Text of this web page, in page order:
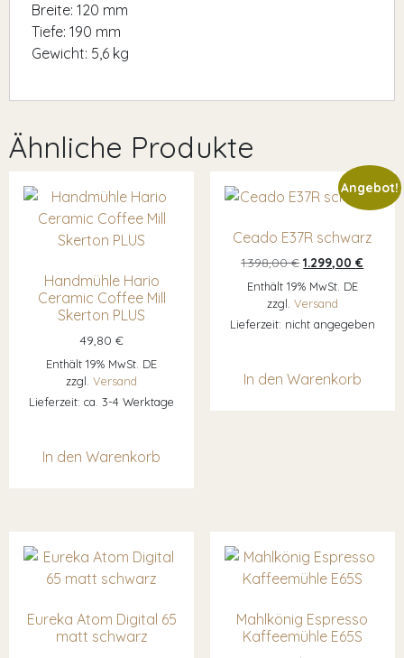
Breite: 120 mm
Tiefe: 190 mm
Gewicht: 5,6 kg
Ähnliche Produkte
Handmühle Hario
Ceramic Coffee Mill
Skerton PLUS
49,80€
Enthält 19% MwSt. DE
zzgl.Versand
Lieferzeit: ca. 3-4 Werktage
In den Warenkorb
Angebot!
Ceado E37R schwarz
1.398,00€ Ursprünglicher
1.299,00€
Enthält 19% MwSt. DE
zzgl. Versand
Lieferzeit: nicht angegeben
In den Warenkorb
Eureka Atom Digital 65
matt schwarz
Mahlkönig Espresso
Kaffeemühle E65S